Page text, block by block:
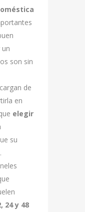
son sin
de
en
elegir
su
24 y 48